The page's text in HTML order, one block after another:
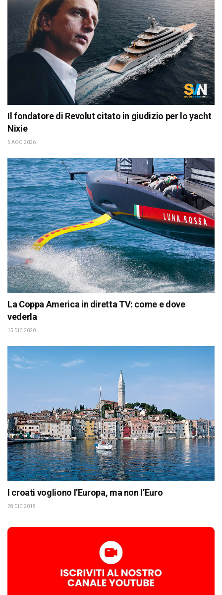
Il fondatore di Revolut citato in giudizio per lo yacht
Nixie
5 AGO 2026
La Coppa America in diretta TV: come e dove
vederla
15 DIC 2020
I croati vogliono l’Europa, ma non l’Euro
28 DIC 2018